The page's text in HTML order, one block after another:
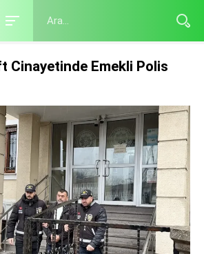
Cinayetinde Emekli Polis